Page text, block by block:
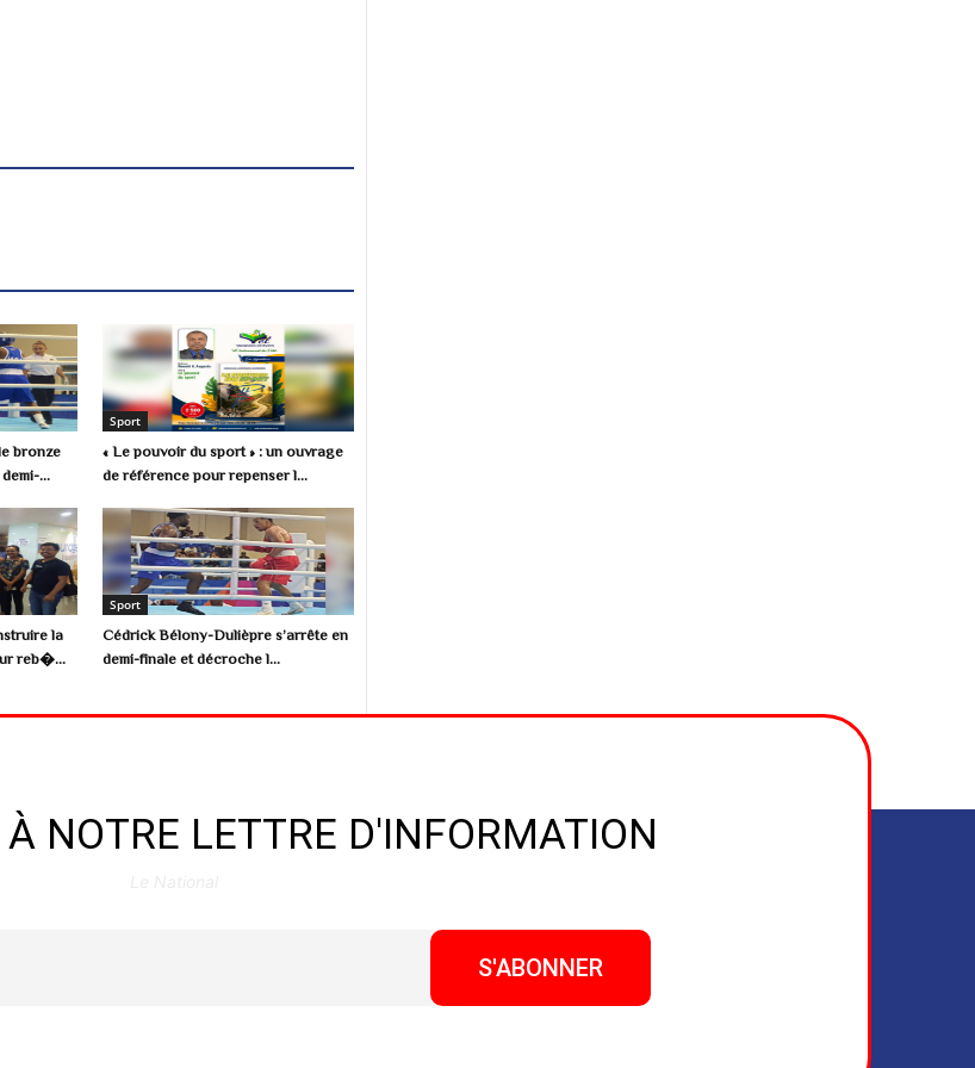
bronze
...
Sport
« Le pouvoir du sport » : un ouvrage
de référence pour repenser l...
la
reb�...
Sport
Cédrick Bélony-Dulièpre s’arrête en
demi-finale et décroche l...
NOTRE LETTRE D'INFORMATION